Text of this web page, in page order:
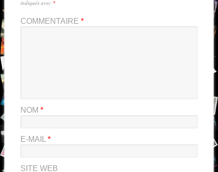
indiqués avec *
COMMENTAIRE *
NOM *
E-MAIL *
SITE WEB